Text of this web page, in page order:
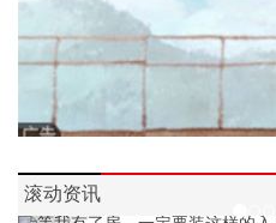
滚动资讯